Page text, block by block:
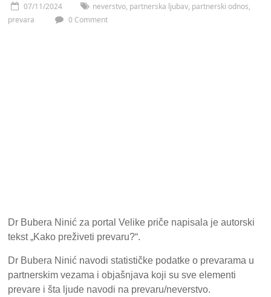
07/11/2024 neverstvo, partnerska ljubav, partnerski odnos,
prevara
0 Comment
Dr Bubera Ninić za portal Velike priče napisala je autorski
tekst „Kako preživeti prevaru?“.
Dr Bubera Ninić navodi statističke podatke o prevarama u
partnerskim vezama i objašnjava koji su sve elementi
prevare i šta ljude navodi na prevaru/neverstvo.